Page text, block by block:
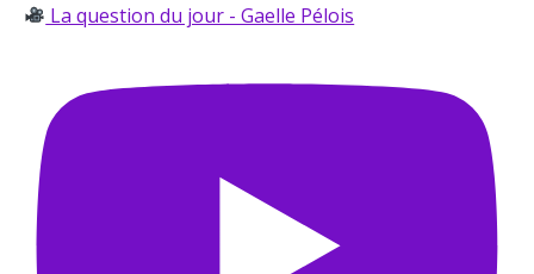
La question du jour - Gaelle Pélois